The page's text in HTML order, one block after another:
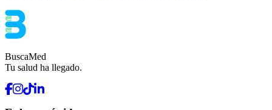
BuscaMed
Tu salud ha llegado.